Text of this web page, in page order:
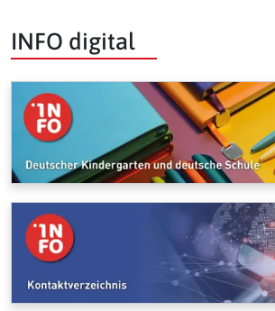
INFO digital